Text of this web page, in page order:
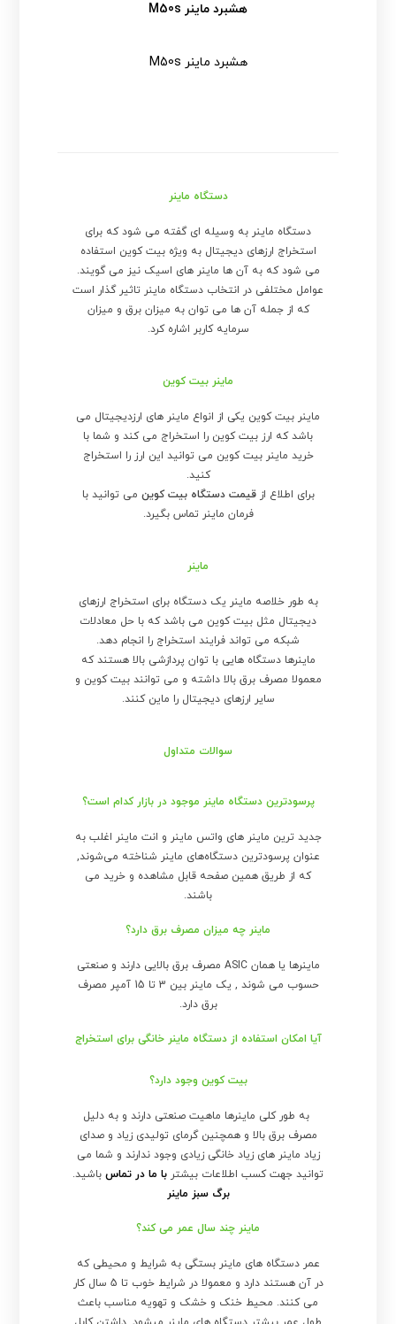
هشبرد ماینر M50s
هشبرد ماینر M50s
دستگاه ماینر
دستگاه ماینر به وسیله ای گفته می شود که برای
استخراج ارزهای دیجیتال به ویژه بیت کوین استفاده
می شود که به آن ها ماینر های اسیک نیز می گویند.
عوامل مختلفی در انتخاب دستگاه ماینر تاثیر گذار است
که از جمله آن ها می توان به میزان برق و میزان
سرمایه کاربر اشاره کرد.
ماینر بیت کوین
ماینر بیت کوین یکی از انواع ماینر های ارزدیجیتال می
باشد که ارز بیت کوین را استخراج می کند و شما با
خرید ماینر بیت کوین می توانید این ارز را استخراج
کنید.
برای اطلاع ازقیمت دستگاه بیت کوین می توانید با
فرمان ماینر تماس بگیرد.
ماینر
به طور خلاصه ماینر یک دستگاه برای استخراج ارزهای
دیجیتال مثل بیت کوین می باشد که با حل معادلات
شبکه می تواند فرایند استخراج را انجام دهد.
ماینرها دستگاه هایی با توان پردازشی بالا هستند که
معمولا مصرف برق بالا داشته و می توانند بیت کوین و
سایر ارزهای دیجیتال را ماین کنند.
سوالات متداول
پرسودترین دستگاه ماینر موجود در بازار کدام است؟
جدید ترین ماینر های واتس ماینر و انت ماینر اغلب به
عنوان پرسودترین دستگاه‌های ماینر شناخته می‌شوند,
که از طریق همین صفحه قابل مشاهده و خرید می
باشند.
ماینر چه میزان مصرف برق دارد؟
ماینرها یا همان ASIC مصرف برق بالایی دارند و صنعتی
حسوب می شوند , یک ماینر بین 3 تا 15 آمپر مصرف
برق دارد.
آیا امکان استفاده از دستگاه ماینر خانگی برای استخراج
بیت کوین وجود دارد؟
به طور کلی ماینرها ماهیت صنعتی دارند و به دلیل
مصرف برق بالا و همچنین گرمای تولیدی زیاد و صدای
زیاد ماینر های زیاد خانگی زیادی وجود ندارند و شما می
توانید جهت کسب اطلاعات بیشتر با ما در تماسباشید.
برگ سبز ماینر
ماینر چند سال عمر می کند؟
عمر دستگاه های ماینر بستگی به شرایط و محیطی که
در آن هستند دارد و معمولا در شرایط خوب تا 5 سال کار
می کنند. محیط خنک و خشک و تهویه مناسب باعث